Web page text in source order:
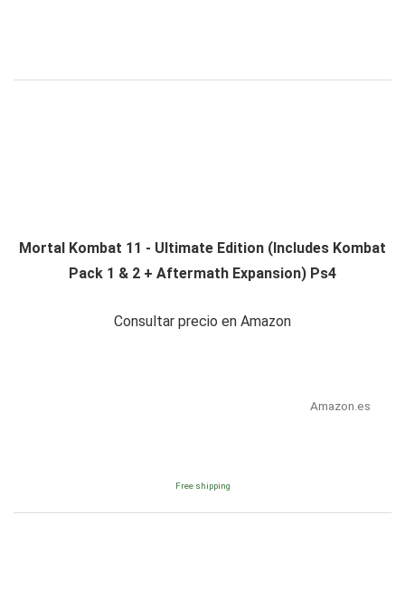
Mortal Kombat 11 - Ultimate Edition (Includes Kombat
Pack 1 & 2 + Aftermath Expansion) Ps4
Consultar precio en Amazon
Amazon.es
Free shipping